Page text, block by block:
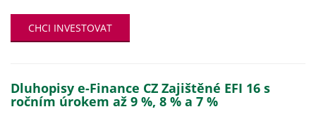
CHCI INVESTOVAT
Dluhopisy e-Finance CZ Zajištěné EFI 16 s
ročním úrokem až 9 %, 8 % a 7 %